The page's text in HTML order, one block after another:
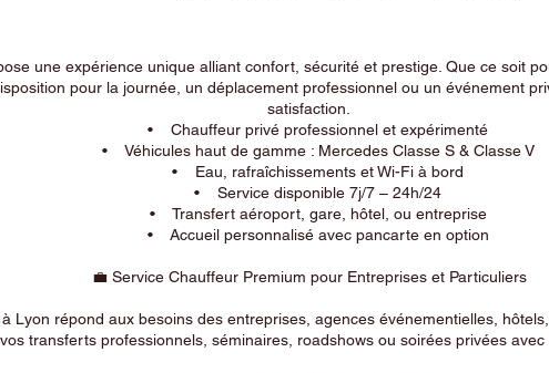
une expérience unique alliant confort, sécurité et prestige. Que ce soit
pour la journée, un déplacement professionnel ou un événement
satisfaction.
• Chauffeur privé professionnel et expérimenté
• Véhicules haut de gamme : Mercedes Classe S & Classe V
• Eau, rafraîchissements et Wi-Fi à bord
• Service disponible 7j/7 – 24h/24
• Transfert aéroport, gare, hôtel, ou entreprise
• Accueil personnalisé avec pancarte en option
💼 Service Chauffeur Premium pour Entreprises et Particuliers
Lyon répond aux besoins des entreprises, agences événementielles,
transferts professionnels, séminaires, roadshows ou soirées privées avec